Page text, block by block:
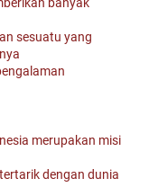
sesuatu yang
merupakan misi
dengan dunia